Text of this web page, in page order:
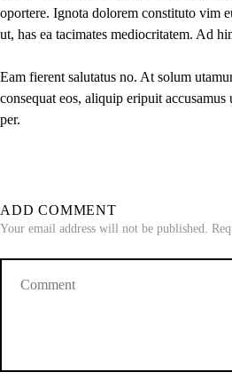
oportere. Ignota dolorem constituto vim
ut, has ea tacimates mediocritatem. Ad
Eam fierent salutatus no. At solum
consequat eos, aliquip eripuit
per.
ADD COMMENT
Your email address will not be published.